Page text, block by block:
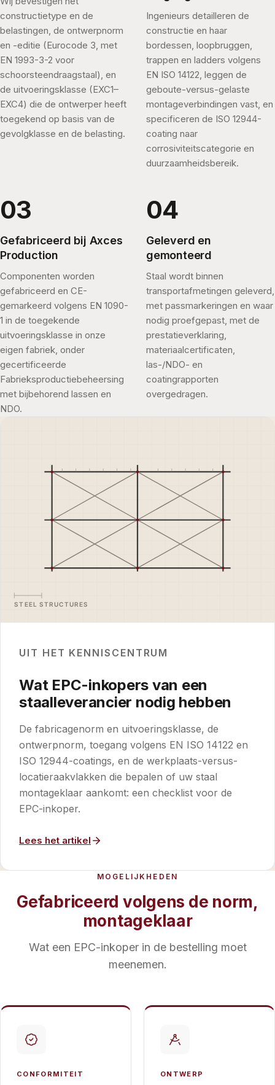
constructietype en de
belastingen, de ontwerpnorm
en -editie (Eurocode 3, met
EN 1993-3-2 voor
schoorsteendraagstaal), en
de uitvoeringsklasse (EXC1–
EXC4) die de ontwerper heeft
toegekend op basis van de
gevolgklasse en de belasting.
Ingenieurs detailleren de
constructie en haar
bordessen, loopbruggen,
trappen en ladders volgens
EN ISO 14122, leggen de
geboute-versus-gelaste
montageverbindingen vast, en
specificeren de ISO 12944-
coating naar
corrosiviteitscategorie en
duurzaamheidsbereik.
Gefabriceerd bij Axces
Production
Componenten worden
gefabriceerd en CE-
gemarkeerd volgens EN 1090-
1 in de toegekende
uitvoeringsklasse in onze
eigen fabriek, onder
gecertificeerde
Fabrieksproductiebeheersing
met bijbehorend lassen en
NDO.
Geleverd en
gemonteerd
Staal wordt binnen
transportafmetingen geleverd,
met passmarkeringen en waar
nodig proefgepast, met de
prestatieverklaring,
materiaalcertificaten,
las-/NDO- en
coatingrapporten
overgedragen.
UIT HET KENNISCENTRUM
Wat EPC-inkopers van een
staalleverancier nodig hebben
De fabricagenorm en uitvoeringsklasse, de
ontwerpnorm, toegang volgens EN ISO 14122 en
ISO 12944-coatings, en de werkplaats-versus-
locatieraakvlakken die bepalen of uw staal
montageklaar aankomt: een checklist voor de
EPC-inkoper.
Lees het artikel
MOGELIJKHEDEN
Gefabriceerd volgens de norm,
montageklaar
Wat een EPC-inkoper in de bestelling moet
meenemen.
CONFORMITEIT ONTWERP